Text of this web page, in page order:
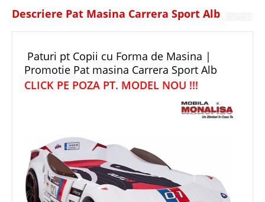
Descriere Pat Masina Carrera Sport Alb
Paturi pt Copii cu Forma de Masina |
Promotie Pat masina Carrera Sport Alb
CLICK PE POZA PT. MODEL NOU !!!